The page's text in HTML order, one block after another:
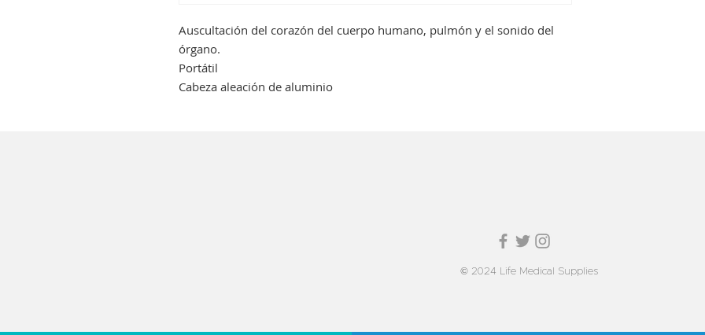
Auscultación del corazón del cuerpo humano, pulmón y el sonido del
órgano.
Portátil
Cabeza aleación de aluminio
© 2024 Life Medical Supplies